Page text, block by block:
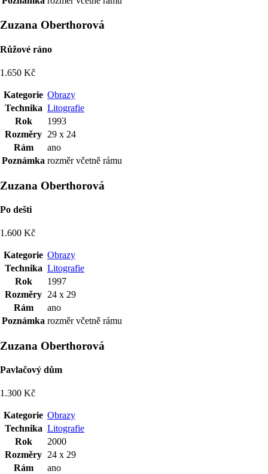
Zuzana Oberthorová
Růžové ráno
1.650 Kč
Kategorie Obrazy
Technika Litografie
Rok
1993
Rozměry 29 x 24
Rám
ano
Poznámka rozměr včetně rámu
Zuzana Oberthorová
Po dešti
1.600 Kč
Kategorie Obrazy
Technika Litografie
Rok
1997
Rozměry 24 x 29
Rám
ano
Poznámka rozměr včetně rámu
Zuzana Oberthorová
Pavlačový dům
1.300 Kč
Kategorie Obrazy
Technika Litografie
Rok
2000
Rozměry 24 x 29
Rám
ano